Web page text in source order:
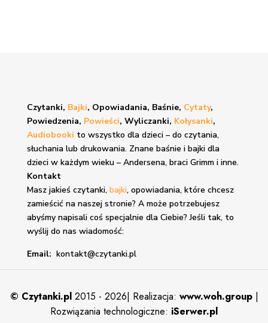
Czytanki, Bajki, Opowiadania, Baśnie, Cytaty,
Powiedzenia, Powieści, Wyliczanki, Kołysanki,
Audiobooki to wszystko dla dzieci – do czytania,
słuchania lub drukowania. Znane baśnie i bajkidla
dzieci w każdym wieku – Andersena, braci Grimm i inne.
Kontakt
Masz jakieś czytanki, bajki, opowiadania, które chcesz
zamieścić na naszej stronie? A może potrzebujesz
abyśmy napisali coś specjalnie dla Ciebie? Jeśli tak, to
wyślij do nas wiadomość:
Email: kontakt@czytanki.pl
© Czytanki.pl 2015 - 2026| Realizacja: www.woh.group |
Rozwiązania technologiczne: iSerwer.pl